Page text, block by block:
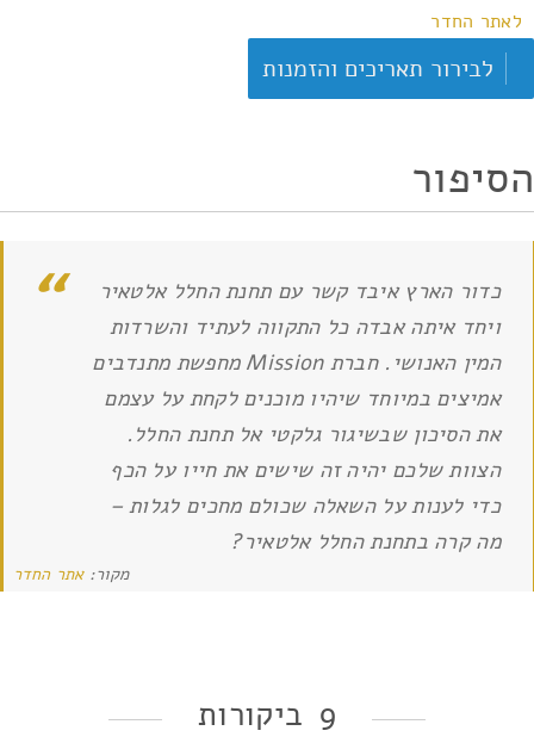
לאתר החדר
לבירור תאריכים והזמנות
הסיפור
כדור הארץ איבד קשר עם תחנת החלל אלטאיר
ויחד איתה אבדה כל התקווה לעתיד והשרדות
המין האנושי. חברת Mission מחפשת מתנדבים
אמיצים במיוחד שיהיו מוכנים לקחת על עצמם
את הסיכון שבשיגור גלקטי אל תחנת החלל.
הצוות שלכם יהיה זה שישים את חייו על הכף
כדי לענות על השאלה שכולם מחכים לגלות –
מה קרה בתחנת החלל אלטאיר?
מקור:אתר החדר
9 ביקורות